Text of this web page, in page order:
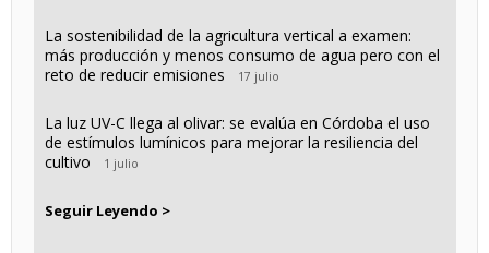
La sostenibilidad de la agricultura vertical a examen:
más producción y menos consumo de agua pero con el
reto de reducir emisiones
17 julio
La luz UV-C llega al olivar: se evalúa en Córdoba el uso
de estímulos lumínicos para mejorar la resiliencia del
cultivo
1 julio
Seguir Leyendo >